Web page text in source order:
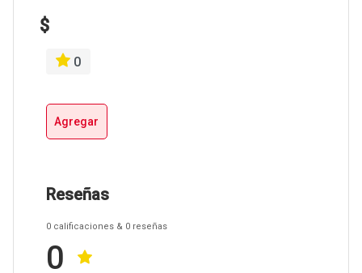
$
0
Agregar
Reseñas
0 calificaciones & 0 reseñas
0